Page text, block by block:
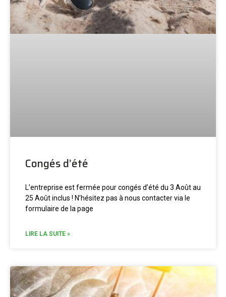
Congés d’été
L’entreprise est fermée pour congés d’été du 3 Août au
25 Août inclus ! N’hésitez pas à nous contacter via le
formulaire de la page
LIRE LA SUITE »